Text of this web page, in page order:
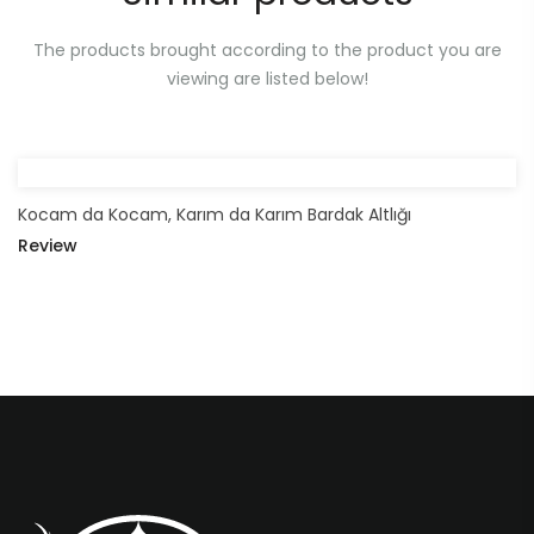
The products brought according to the product you are
viewing are listed below!
Kocam da Kocam, Karım da Karım Bardak Altlığı
Review